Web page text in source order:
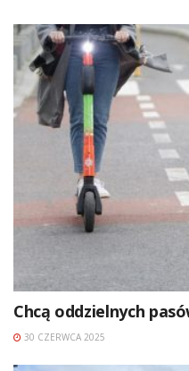
Chcą oddzielnych
30 CZERWCA 2025